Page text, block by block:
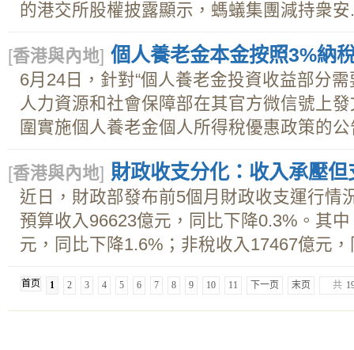
的港交所股權披露顯示，螞蟻集團減持衆安
[香港與內地] 個人養老金本金按照3%納
6月24日，針對“個人養老金投資收益部分
人力資源和社會保障部在其官方微信號上
圍實施個人養老金個人所得稅優惠政策的公
[香港與內地] 財政收支分化：收入承壓
近日，財政部發布前5個月財政收支運行
預算收入96623億元，同比下降0.3%。其
元，同比下降1.6%；非稅收入17467億元
首页 1 2 3 4 5 6 7 8 9 10 11 下一页 末页 共